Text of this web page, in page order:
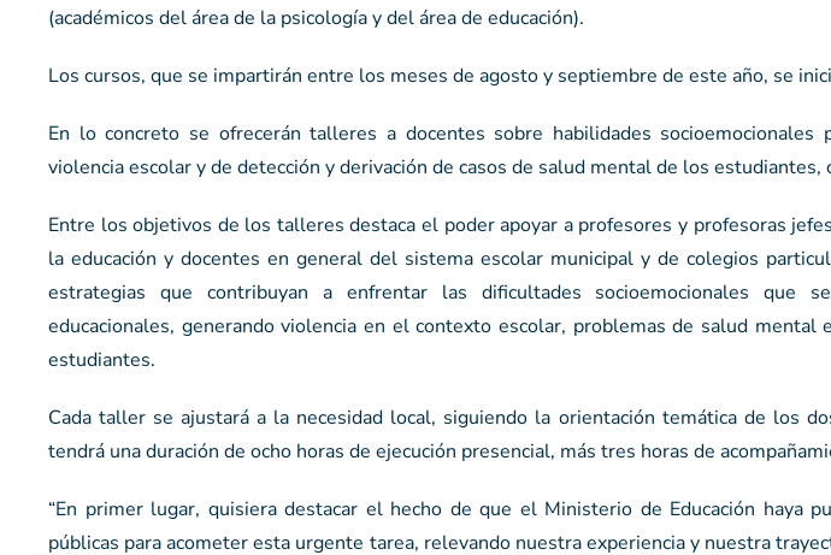
(académicos del área de la psicología y del área de educación).
Los cursos, que se impartirán entre los meses de agosto y septiembre de este año, se
En lo concreto se ofrecerán talleres a docentes sobre habilidades socioemocionales
violencia escolar y de detección y derivación de casos de salud mental de los estudiantes,
Entre los objetivos de los talleres destaca el poder apoyar a profesores y profesoras
la educación y docentes en general del sistema escolar municipal y de colegios
estrategias que contribuyan a enfrentar las dificultades socioemocionales que
educacionales, generando violencia en el contexto escolar, problemas de salud
estudiantes.
Cada taller se ajustará a la necesidad local, siguiendo la orientación temática de los
tendrá una duración de ocho horas de ejecución presencial, más tres horas de
“En primer lugar, quisiera destacar el hecho de que el Ministerio de Educación haya
públicas para acometer esta urgente tarea, relevando nuestra experiencia y nuestra